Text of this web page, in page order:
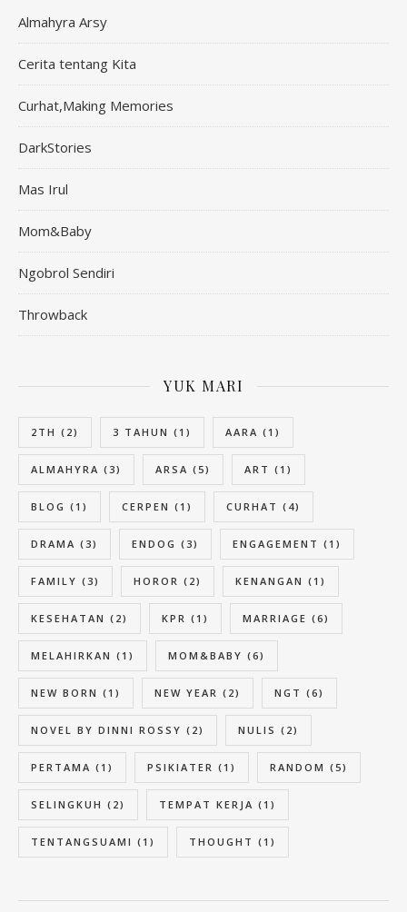
Almahyra Arsy
Cerita tentang Kita
Curhat,Making Memories
DarkStories
Mas Irul
Mom&Baby
Ngobrol Sendiri
Throwback
YUK MARI
2TH (2) 3 TAHUN (1) AARA (1)
ALMAHYRA (3) ARSA (5) ART (1)
BLOG (1) CERPEN (1) CURHAT (4)
DRAMA (3) ENDOG (3) ENGAGEMENT (1)
FAMILY (3) HOROR (2) KENANGAN (1)
KESEHATAN (2) KPR (1) MARRIAGE (6)
MELAHIRKAN (1) MOM&BABY (6)
NEW BORN (1) NEW YEAR (2) NGT (6)
NOVEL BY DINNI ROSSY (2) NULIS (2)
PERTAMA (1) PSIKIATER (1) RANDOM (5)
SELINGKUH (2) TEMPAT KERJA (1)
TENTANGSUAMI (1) THOUGHT (1)